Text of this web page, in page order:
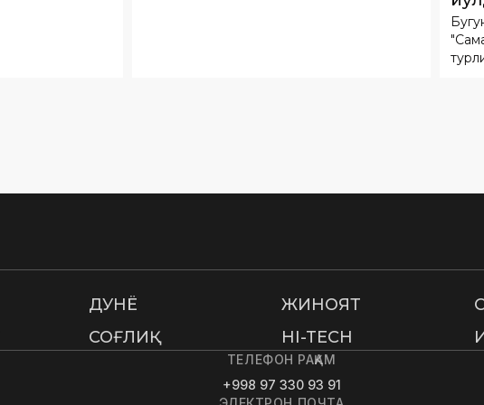
ДУНË ЖИНОЯТ
СОҒЛИҚ HI-TECH
ТЕЛЕФОН РАҚАМ
+998 97 330 93 91